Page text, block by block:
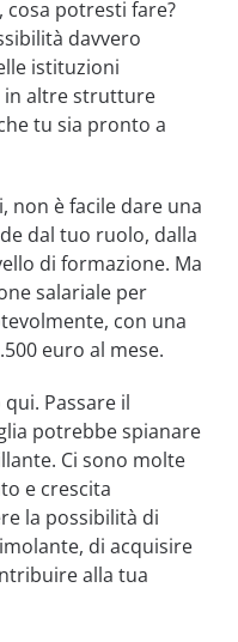
potresti fare?
davvero
istituzioni
in altre strutture
tu sia pronto a
non è facile dare una
dal tuo ruolo, dalla
di formazione. Ma
salariale per
con una
euro al mese.
Passare il
potrebbe spianare
Ci sono molte
e crescita
la possibilità di
di acquisire
alla tua